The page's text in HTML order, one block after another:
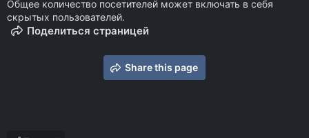
Общее количество посетителей может включать в себя
скрытых пользователей.
Поделиться страницей
Share this page